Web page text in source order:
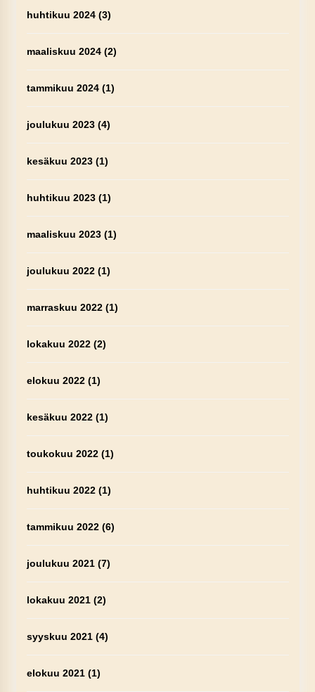
huhtikuu 2024(3)
maaliskuu 2024(2)
tammikuu 2024(1)
joulukuu 2023(4)
kesäkuu 2023(1)
huhtikuu 2023(1)
maaliskuu 2023(1)
joulukuu 2022(1)
marraskuu 2022(1)
lokakuu 2022(2)
elokuu 2022(1)
kesäkuu 2022(1)
toukokuu 2022(1)
huhtikuu 2022(1)
tammikuu 2022(6)
joulukuu 2021(7)
lokakuu 2021(2)
syyskuu 2021(4)
elokuu 2021(1)